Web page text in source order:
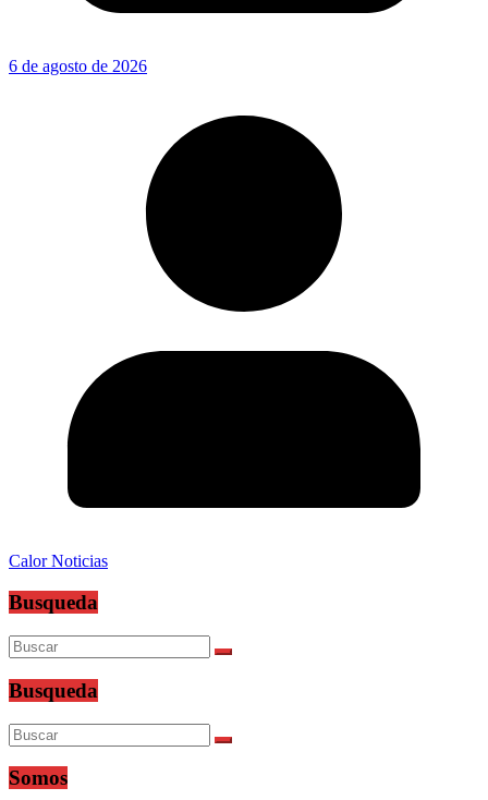
6 de agosto de 2026
Calor Noticias
Busqueda
Busqueda
Somos